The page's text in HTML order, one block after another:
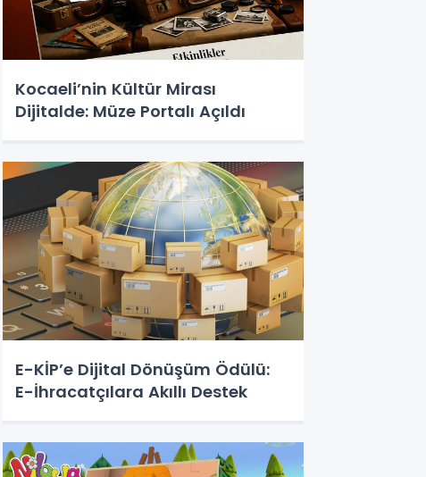
Kocaeli’nin Kültür Mirası
Dijitalde: Müze Portalı Açıldı
E-KİP’e Dijital Dönüşüm Ödülü:
E-İhracatçılara Akıllı Destek